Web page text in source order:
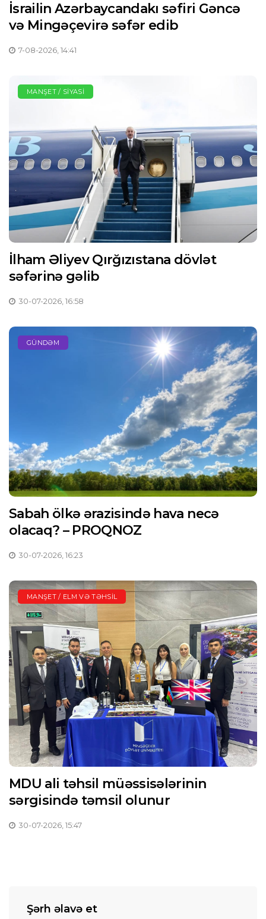
İsrailin Azərbaycandakı səfiri Gəncə
və Mingəçevirə səfər edib
7-08-2026, 14:41
MANŞET / SIYASI
İlham Əliyev Qırğızıstana dövlət
səfərinə gəlib
30-07-2026, 16:58
GÜNDƏM
Sabah ölkə ərazisində hava necə
olacaq? – PROQNOZ
30-07-2026, 16:23
MANŞET / ELM VƏ TƏHSIL
MDU ali təhsil müəssisələrinin
sərgisində təmsil olunur
30-07-2026, 15:47
Şərh əlavə et